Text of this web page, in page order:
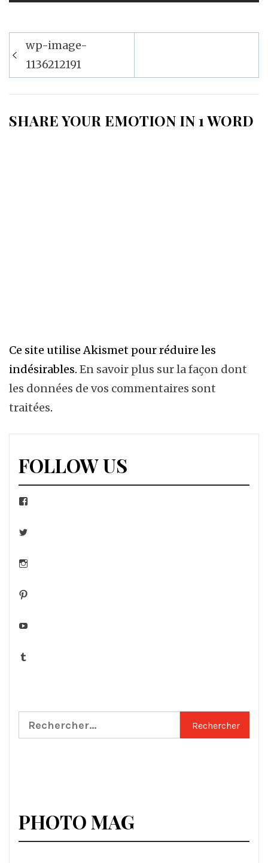
Navigation
de
l’article
wp-image-
1136212191
SHARE YOUR EMOTION IN 1 WORD
Ce site utilise Akismet pour réduire les
indésirables. En savoir plus sur la façon dont
les données de vos commentaires sont
traitées.
FOLLOW US
Facebook
Twitter
Instagram
Pinterest
YouTube
Tumblr
Rechercher :
PHOTO MAG